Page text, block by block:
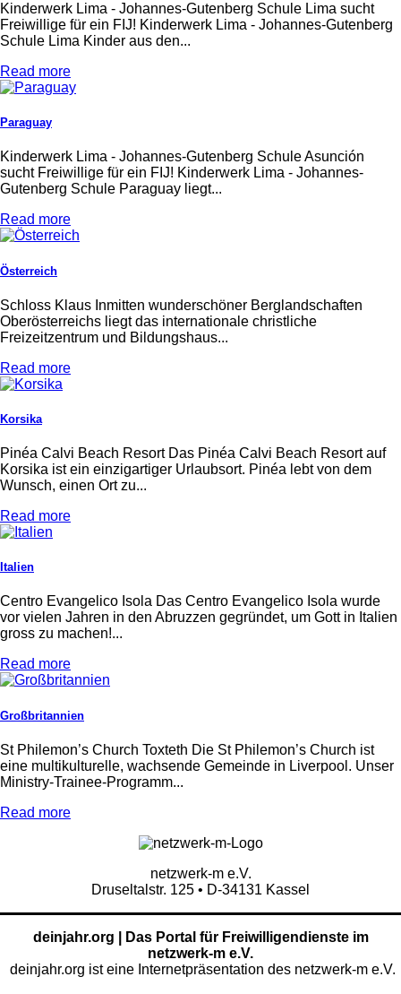
Kinderwerk Lima - Johannes-Gutenberg Schule Lima sucht
Freiwillige für ein FIJ! Kinderwerk Lima - Johannes-Gutenberg
Schule Lima Kinder aus den...
Read more
Paraguay
Kinderwerk Lima - Johannes-Gutenberg Schule Asunción
sucht Freiwillige für ein FIJ! Kinderwerk Lima - Johannes-
Gutenberg Schule Paraguay liegt...
Read more
Österreich
Schloss Klaus Inmitten wunderschöner Berglandschaften
Oberösterreichs liegt das internationale christliche
Freizeitzentrum und Bildungshaus...
Read more
Korsika
Pinéa Calvi Beach Resort Das Pinéa Calvi Beach Resort auf
Korsika ist ein einzigartiger Urlaubsort. Pinéa lebt von dem
Wunsch, einen Ort zu...
Read more
Italien
Centro Evangelico Isola Das Centro Evangelico Isola wurde
vor vielen Jahren in den Abruzzen gegründet, um Gott in Italien
gross zu machen!...
Read more
Großbritannien
St Philemon’s Church Toxteth Die St Philemon’s Church ist
eine multikulturelle, wachsende Gemeinde in Liverpool. Unser
Ministry-Trainee-Programm...
Read more
netzwerk-m e.V.
Druseltalstr. 125 • D-34131 Kassel
deinjahr.org | Das Portal für Freiwilligendienste im
netzwerk-m e.V.
deinjahr.org ist eine Internetpräsentation des netzwerk-m e.V.